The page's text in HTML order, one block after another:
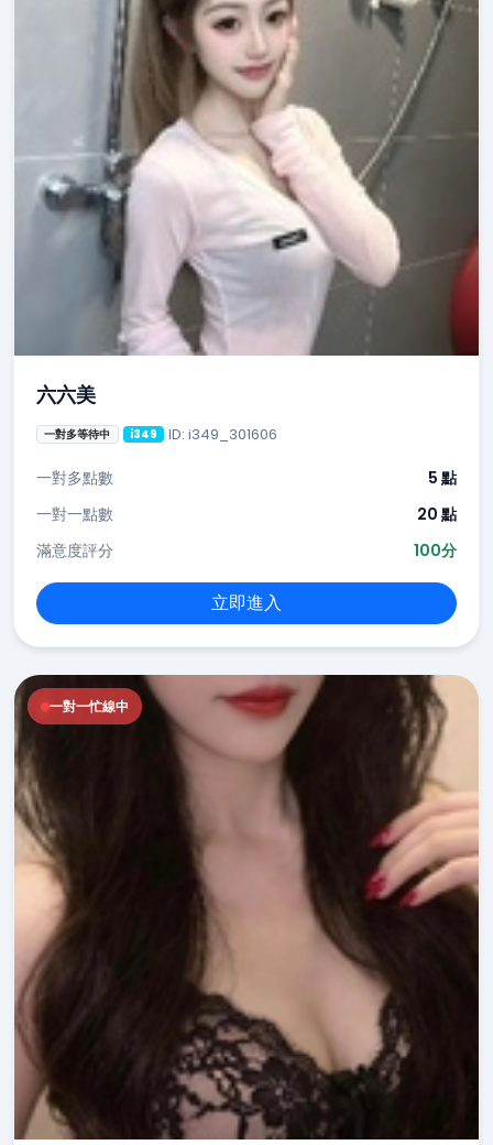
六六美
一對多等待中 i349 ID: i349_301606
一對多點數
5 點
一對一點數
20 點
滿意度評分
100分
立即進入
一對一忙線中